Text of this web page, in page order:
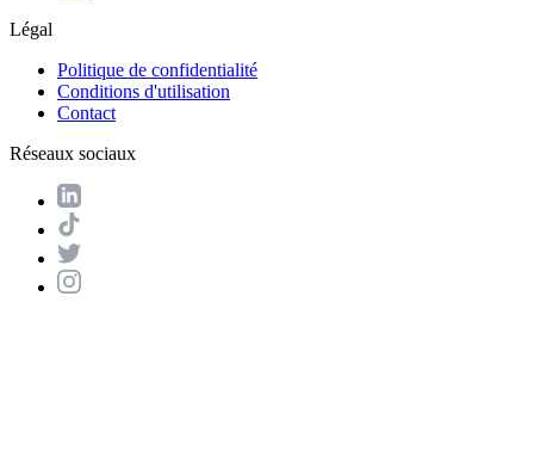
Légal
Politique de confidentialité
Conditions d'utilisation
Contact
Réseaux sociaux